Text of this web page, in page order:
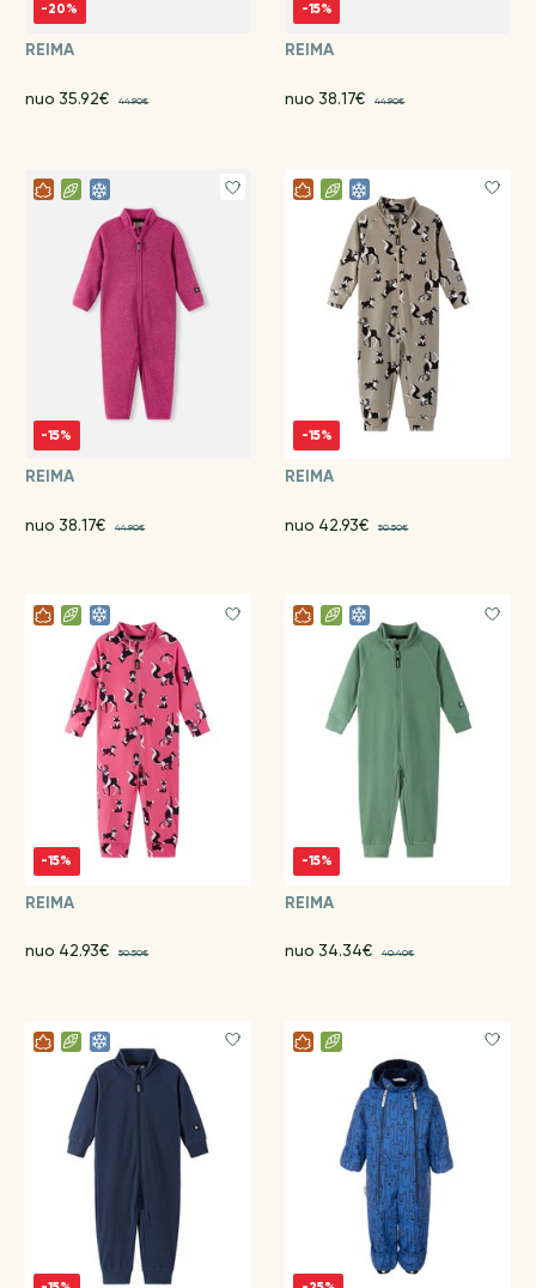
-20%
REIMA
nuo 35.92€ 44.90€
-15%
REIMA
nuo 38.17€ 44.90€
-15%
REIMA
nuo 38.17€ 44.90€
-15%
REIMA
nuo 42.93€ 50.50€
-15%
REIMA
nuo 42.93€ 50.50€
-15%
REIMA
nuo 34.34€ 40.40€